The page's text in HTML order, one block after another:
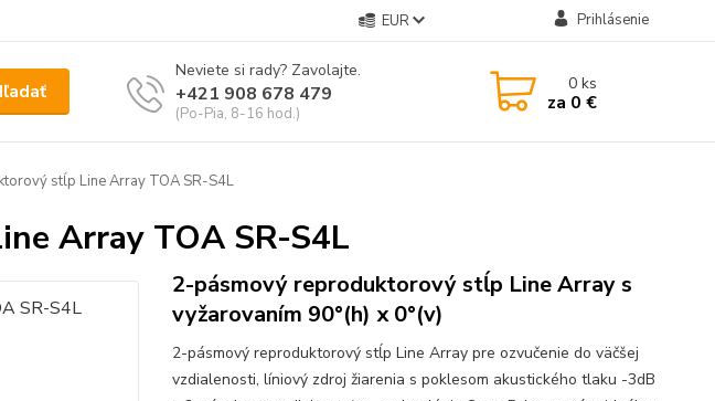
EUR Prihlásenie
Neviete si rady? Zavolajte.
+421 908 678 479
(Po-Pia, 8-16 hod.)
0ks
za 0 €
stĺp Line Array TOA SR-S4L
Array TOA SR-S4L
2-pásmový reproduktorový stĺp Line Array s
vyžarovaním 90°(h) x 0°(v)
2-pásmový reproduktorový stĺp Line Array pre ozvučenie do väčšej
vzdialenosti, líniový zdroj žiarenia s poklesom akustického tlaku -3dB